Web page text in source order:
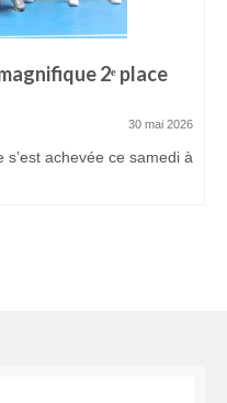
2ᵉ place
30 mai 2026
s’est achevée ce samedi à